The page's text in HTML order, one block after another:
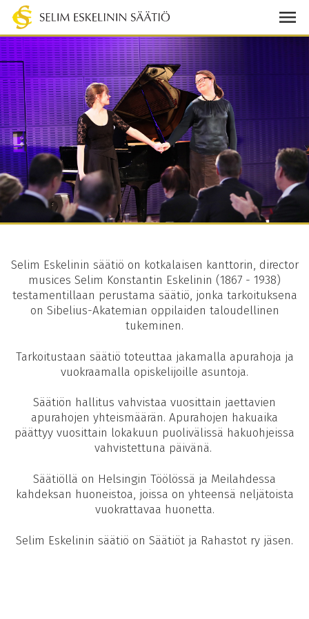
Selim Eskelinin säätiö on kotkalaisen kanttorin, director
musices Selim Konstantin Eskelinin (1867 - 1938)
testamentillaan perustama säätiö, jonka tarkoituksena
on Sibelius-Akatemian oppilaiden taloudellinen
tukeminen.
Tarkoitustaan säätiö toteuttaa jakamalla apurahoja ja
vuokraamalla opiskelijoille asuntoja.
Säätiön hallitus vahvistaa vuosittain jaettavien
apurahojen yhteismäärän. Apurahojen hakuaika
päättyy vuosittain lokakuun puolivälissä hakuohjeissa
vahvistettuna päivänä.
Säätiöllä on Helsingin Töölössä ja Meilahdessa
kahdeksan huoneistoa, joissa on yhteensä neljätoista
vuokrattavaa huonetta.
Selim Eskelinin säätiö on Säätiöt ja Rahastot ry jäsen.